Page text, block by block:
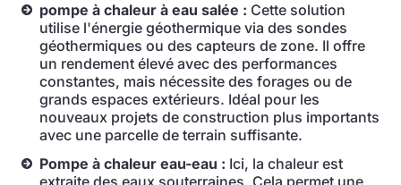
pompe à chaleur à eau salée : Cette solution
utilise l'énergie géothermique via des sondes
géothermiques ou des capteurs de zone. Il offre
un rendement élevé avec des performances
constantes, mais nécessite des forages ou de
grands espaces extérieurs. Idéal pour les
nouveaux projets de construction plus importants
avec une parcelle de terrain suffisante.
Pompe à chaleur eau-eau : Ici, la chaleur est
extraite des eaux souterraines. Cela permet une